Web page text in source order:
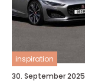
inspiration
30. September 2025